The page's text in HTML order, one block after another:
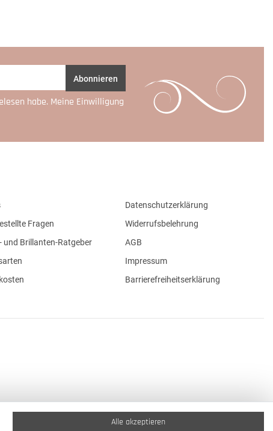
Abonnieren
habe. Meine Einwilligung
Fragen
und Brillanten-Ratgeber
Datenschutzerklärung
Widerrufsbelehrung
AGB
Impressum
Barrierefreiheitserklärung
Alle akzeptieren